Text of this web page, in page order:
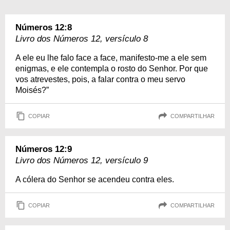
Números 12:8
Livro dos Números 12, versículo 8
A ele eu lhe falo face a face, manifesto-me a ele sem
enigmas, e ele contempla o rosto do Senhor. Por que
vos atrevestes, pois, a falar contra o meu servo
Moisés?”
COPIAR COMPARTILHAR
Números 12:9
Livro dos Números 12, versículo 9
A cólera do Senhor se acendeu contra eles.
COPIAR COMPARTILHAR